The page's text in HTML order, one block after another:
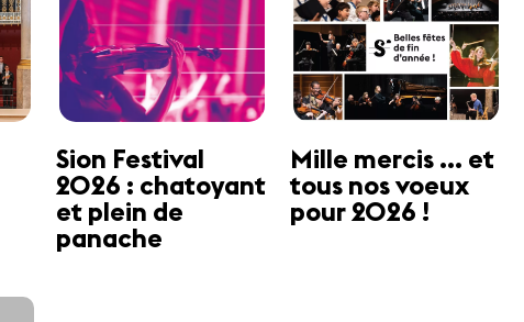
Sion Festival
2026 : chatoyant
et plein de
panache
Mille mercis ... et
tous nos voeux
pour 2026 !